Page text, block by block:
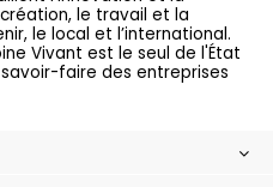
le travail et la
le local et l’international.
Vivant est le seul de l'État
faire des entreprises